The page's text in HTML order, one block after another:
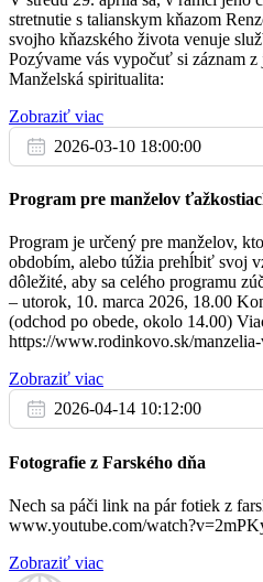
Pi
24.2.
06:30
So
25.2.
+ rodičia Ján a Mária
26.2.
08:00
+ z rodiny Špačkovej;
Z dôvodu choroby a neprítomnosti
nastávajúcom týždni sviatosť
požiadanie. V súvislosti s týmto
možnosť prijatia sviatosti zmierenia
(každý deň od 17.00 do 17.50).
ZBIERKA NA CHARITU
V nedeľu 26. 2. 2023 sa uskutoční
arcidiecézy Jarná zbierka na
charita vopred ďakuje za každú
ktorých sa nezaobíde v službe
charitu môžete podporiť aj online –
FARSKÝ LETNÝ TÁBOR
Tábor bude prebiehať v dňoch 10-
určený pre deti vo veku 8-12 rokov.
samotné prihlášky zverejníme neskôr.
2% PRE FARNOSŤ
Aj tento rok môžete podporiť našu
percent vašich daní.
stránke:
stretnutie s talianskym kňazom
svojho kňazského života venuje
Pozývame vás vypočuť si záznam z
Manželská spiritualita:
Zobraziť viac
2026-03-10 18:00:00
Program pre manželov
Program je určený pre manželov,
obdobím, alebo túžia prehĺbiť svoj
dôležité, aby sa celého programu
– utorok, 10. marca 2026, 18.00
(odchod po obede, okolo 14.00)
https://www.rodinkovo.sk/
Zobraziť viac
2026-04-14 10:12:00
Fotografie z Farského dňa
Nech sa páči link na pár fotiek z
www.youtube.com/
Zobraziť viac